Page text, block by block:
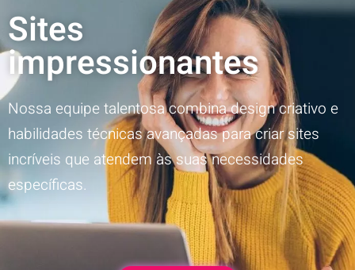
Sites
impressionantes
Nossa equipe talentosa combina design criativo e
habilidades técnicas avançadas para criar sites
incríveis que atendem às suas necessidades
específicas.